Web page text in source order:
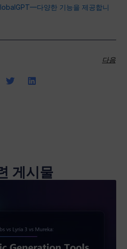
다양한 기능을 제공합니
다음
게시물